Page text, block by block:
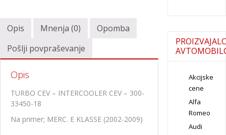
Opis Mnenja (0)
Opomba
Pošlji povpraševanje
Opis
TURBO CEV – INTERCOOLER CEV – 300-
33450-18
Na primer; MERC. E KLASSE (2002-2009)
Akcijske
cene
Alfa
Romeo
Audi